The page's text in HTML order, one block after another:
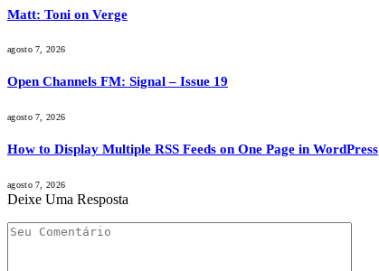
Matt: Toni on Verge
agosto 7, 2026
Open Channels FM: Signal – Issue 19
agosto 7, 2026
How to Display Multiple RSS Feeds on One Page in WordPress
agosto 7, 2026
Deixe Uma Resposta